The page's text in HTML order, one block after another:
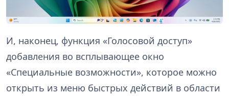
И, наконец, функция «Голосовой доступ»
добавления во всплывающее окно
«Специальные возможности», которое можно
открыть из меню быстрых действий в области